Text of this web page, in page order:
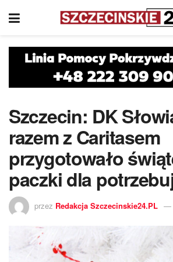
Szczecin: DK
razem z Caritasem
przygotowało
paczki dla
przez Redakcja Szczecinskie24.PL